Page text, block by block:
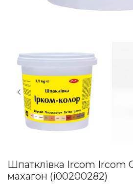
Шпатклівка Ircom Ircom
махагон (i00200282)